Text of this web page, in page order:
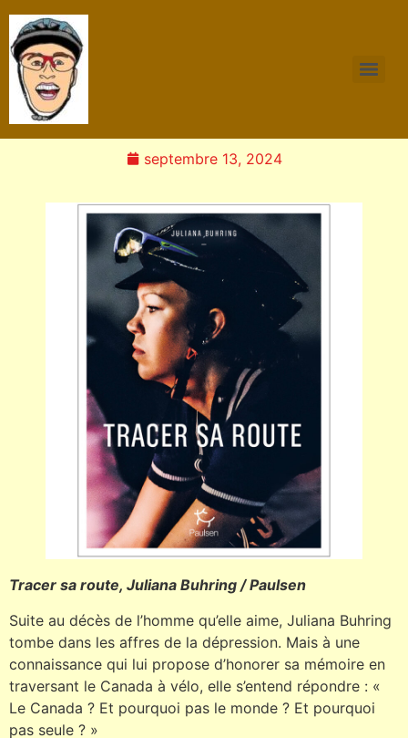
septembre 13, 2024
Tracer sa route, Juliana Buhring / Paulsen
Suite au décès de l’homme qu’elle aime, Juliana Buhring
tombe dans les affres de la dépression. Mais à une
connaissance qui lui propose d’honorer sa mémoire en
traversant le Canada à vélo, elle s’entend répondre : «
Le Canada ? Et pourquoi pas le monde ? Et pourquoi
pas seule ? »